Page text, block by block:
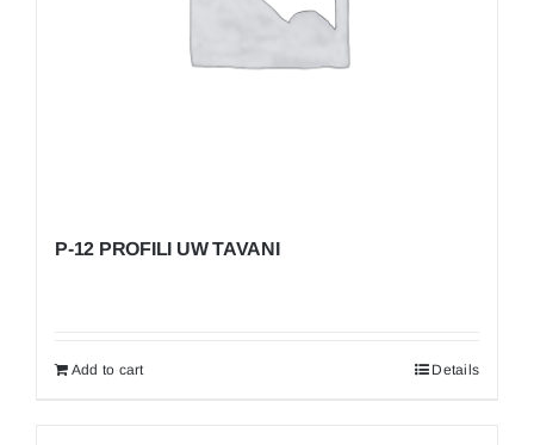
P-12 PROFILI UW TAVANI
Add to cart Details